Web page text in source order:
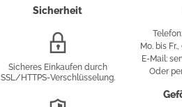
Sicherheit
Verschlüsselung
Sicheres Einkaufen durch
SSL/HTTPS-Verschlüsselung.
Mo. bis
E-Mail:
Oder